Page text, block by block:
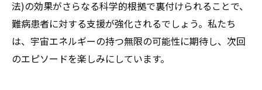
法)の効果がさらなる科学的根拠で裏付けられることで、
難病患者に対する支援が強化されるでしょう。私たち
は、宇宙エネルギーの持つ無限の可能性に期待し、次回
のエピソードを楽しみにしています。